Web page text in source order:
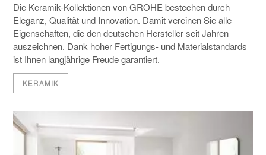
Die Keramik-Kollektionen von GROHE bestechen durch
Eleganz, Qualität und Innovation. Damit vereinen Sie alle
Eigenschaften, die den deutschen Hersteller seit Jahren
auszeichnen. Dank hoher Fertigungs- und Materialstandards
ist Ihnen langjährige Freude garantiert.
KERAMIK